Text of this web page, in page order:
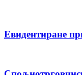
Евидентиране